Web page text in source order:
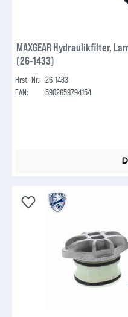
MAXGEAR Hydraulikfilter,
(26-1433)
Hrst.-Nr.: 26-1433
EAN:
5902659794154